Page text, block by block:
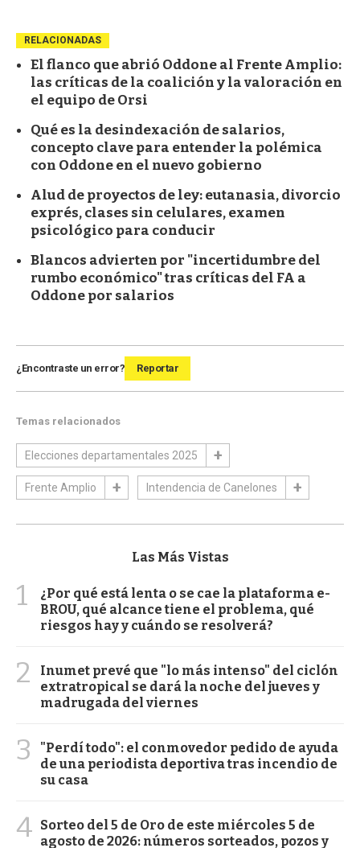
RELACIONADAS
El flanco que abrió Oddone al Frente Amplio:
las críticas de la coalición y la valoración en
el equipo de Orsi
Qué es la desindexación de salarios,
concepto clave para entender la polémica
con Oddone en el nuevo gobierno
Alud de proyectos de ley: eutanasia, divorcio
exprés, clases sin celulares, examen
psicológico para conducir
Blancos advierten por "incertidumbre del
rumbo económico" tras críticas del FA a
Oddone por salarios
¿Encontraste un error? Reportar
Temas relacionados
Elecciones departamentales 2025
Frente Amplio Intendencia de Canelones
Las Más Vistas
1
¿Por qué está lenta o se cae la plataforma e-
BROU, qué alcance tiene el problema, qué
riesgos hay y cuándo se resolverá?
2
Inumet prevé que "lo más intenso" del ciclón
extratropical se dará la noche del jueves y
madrugada del viernes
3
"Perdí todo": el conmovedor pedido de ayuda
de una periodista deportiva tras incendio de
su casa
4 Sorteo del 5 de Oro de este miércoles 5 de
agosto de 2026: números sorteados, pozos y